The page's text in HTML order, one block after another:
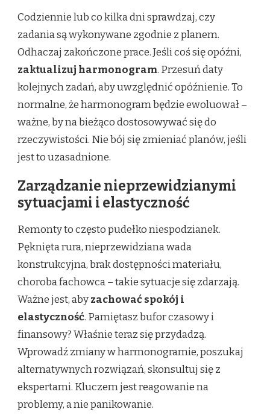
Codziennie lub co kilka dni sprawdzaj, czy
zadania są wykonywane zgodnie z planem.
Odhaczaj zakończone prace. Jeśli coś się opóźni,
zaktualizuj harmonogram. Przesuń daty
kolejnych zadań, aby uwzględnić opóźnienie. To
normalne, że harmonogram będzie ewoluował –
ważne, by na bieżąco dostosowywać się do
rzeczywistości. Nie bój się zmieniać planów, jeśli
jest to uzasadnione.
Zarządzanie nieprzewidzianymi
sytuacjami i elastyczność
Remonty to często pudełko niespodzianek.
Pęknięta rura, nieprzewidziana wada
konstrukcyjna, brak dostępności materiału,
choroba fachowca – takie sytuacje się zdarzają.
Ważne jest, abyzachować spokój i
elastyczność. Pamiętasz bufor czasowy i
finansowy? Właśnie teraz się przydadzą.
Wprowadź zmiany w harmonogramie, poszukaj
alternatywnych rozwiązań, skonsultuj się z
ekspertami. Kluczem jest reagowanie na
problemy, a nie panikowanie.